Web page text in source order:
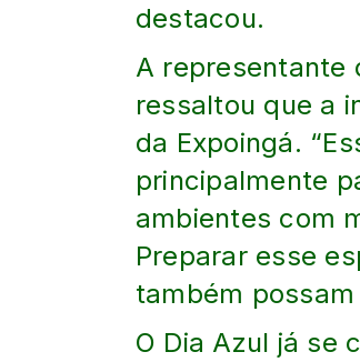
destacou.
A representante
ressaltou que a
da Expoingá.
principalmente
ambientes com
Preparar esse
também
O Dia Azul já se